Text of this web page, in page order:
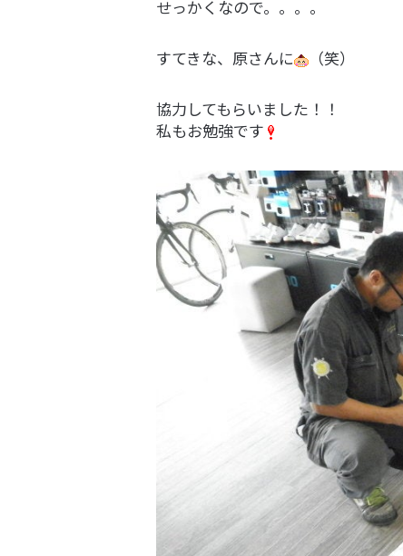
せっかくなので。。。。
すてきな、原さんに （笑）
協力してもらいました！！
私もお勉強です